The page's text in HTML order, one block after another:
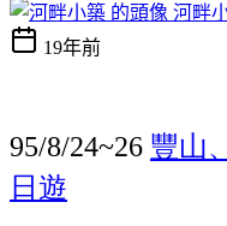
河畔
19年前
95/8/24~26 豐山
日遊